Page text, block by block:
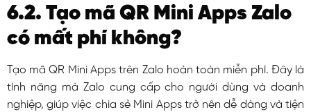
6.2. Tạo mã QR Mini Apps Zalo
có mất phí không?
Tạo mã QR Mini Apps trên Zalo hoàn toàn miễn phí. Đây là
tính năng mà Zalo cung cấp cho người dùng và doanh
nghiệp, giúp việc chia sẻ Mini Apps trở nên dễ dàng và tiện